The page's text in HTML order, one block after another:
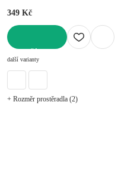
349 Kč
další varianty
+ Rozměr prostěradla (2)